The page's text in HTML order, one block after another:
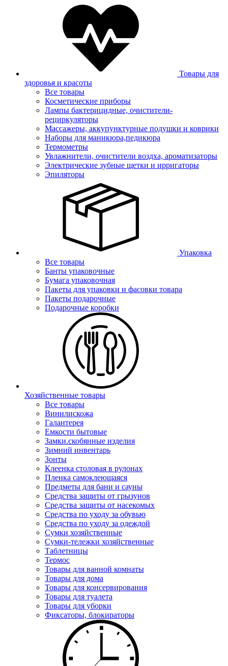
Товары для
здоровья и красоты
Все товары
Косметические приборы
Лампы бактерицидные, очистители-
рециркуляторы
Массажеры, аккупунктурные подушки и коврики
Наборы для маникюра,педикюра
Термометры
Увлажнители, очистители воздха, ароматизаторы
Электрические зубные щетки и ирригаторы
Эпиляторы
Упаковка
Все товары
Банты упаковочные
Бумага упаковочная
Пакеты для упаковки и фасовки товара
Пакеты подарочные
Подарочные коробки
Хозяйственные товары
Все товары
Винилискожа
Галантерея
Емкости бытовые
Замки.скобянные изделия
Зимний инвентарь
Зонты
Клеенка столовая в рулонах
Пленка самоклеющаяся
Предметы для бани и сауны
Средства защиты от грызунов
Средства защиты от насекомых
Средства по уходу за обувью
Средства по уходу за одеждой
Сумки хозяйственные
Сумки-тележки хозяйственные
Таблетницы
Термос
Товары для ванной комнаты
Товары для дома
Товары для консервирования
Товары для туалета
Товары для уборки
Фиксаторы, блокираторы